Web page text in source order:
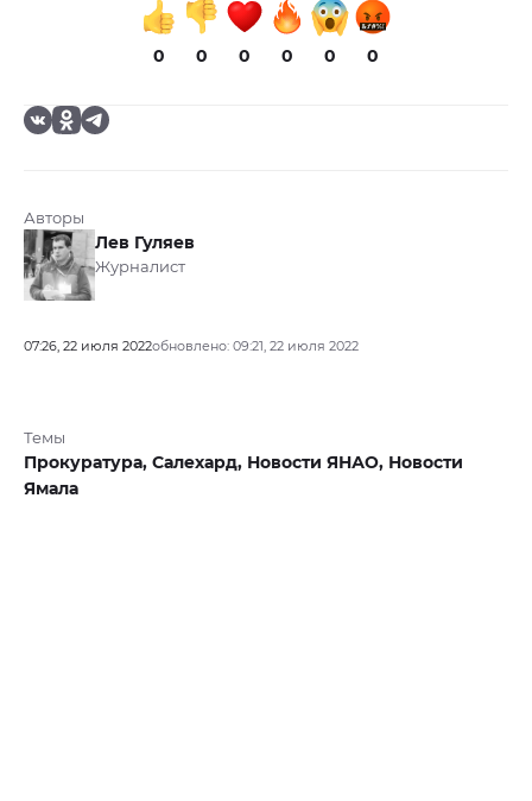
0 0 0 0 0 0
Авторы
Лев Гуляев
Журналист
07:26, 22 июля 2022обновлено: 09:21, 22 июля 2022
Темы
Прокуратура, Салехард, Новости ЯНАО, Новости
Ямала